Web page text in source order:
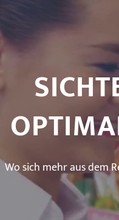
Wo sich mehr aus dem